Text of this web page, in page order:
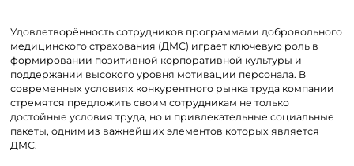
Удовлетворённость сотрудников программами добровольного
медицинского страхования (ДМС) играет ключевую роль в
формировании позитивной корпоративной культуры и
поддержании высокого уровня мотивации персонала. В
современных условиях конкурентного рынка труда компании
стремятся предложить своим сотрудникам не только
достойные условия труда, но и привлекательные социальные
пакеты, одним из важнейших элементов которых является
ДМС.